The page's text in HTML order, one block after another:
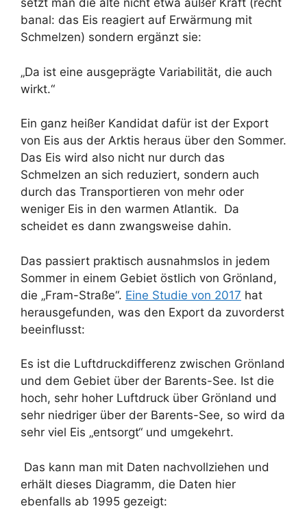
setzt man die alte nicht etwa außer Kraft (recht
banal: das Eis reagiert auf Erwärmung mit
Schmelzen) sondern ergänzt sie:
„Da ist eine ausgeprägte Variabilität, die auch
wirkt.“
Ein ganz heißer Kandidat dafür ist der Export
von Eis aus der Arktis heraus über den Sommer.
Das Eis wird also nicht nur durch das
Schmelzen an sich reduziert, sondern auch
durch das Transportieren von mehr oder
weniger Eis in den warmen Atlantik. Da
scheidet es dann zwangsweise dahin.
Das passiert praktisch ausnahmslos in jedem
Sommer in einem Gebiet östlich von Grönland,
die „Fram-Straße“. Eine Studie von 2017 hat
herausgefunden, was den Export da zuvorderst
beeinflusst:
Es ist die Luftdruckdifferenz zwischen Grönland
und dem Gebiet über der Barents-See. Ist die
hoch, sehr hoher Luftdruck über Grönland und
sehr niedriger über der Barents-See, so wird da
sehr viel Eis „entsorgt“ und umgekehrt.
Das kann man mit Daten nachvollziehen und
erhält dieses Diagramm, die Daten hier
ebenfalls ab 1995 gezeigt: